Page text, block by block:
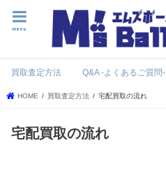
menu
買取査定方法 Q&A -よくあるご質問-
HOME 買取査定方法 宅配買取の流れ
宅配買取の流れ